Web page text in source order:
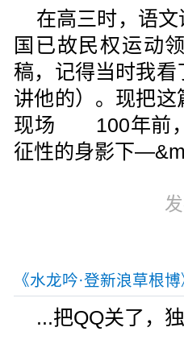
在高三时，语
国已故民权运动
稿，记得当时我
讲他的）。现把
现场 100年前，
征性的身影下
《水龙吟·登新浪草根博
...把QQ关了，